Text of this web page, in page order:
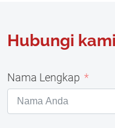
Hubungi
Nama Lengkap